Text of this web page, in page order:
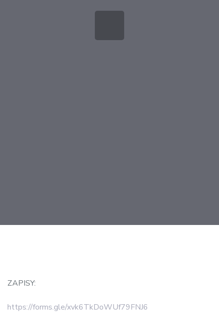
ZAPISY:
https://forms.gle/xvk6TkDoWUf79FNJ6
navigation